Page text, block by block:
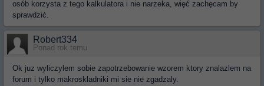
osób korzysta z tego kalkulatora i nie narzeka, więć zachęcam by
sprawdzić.
Robert334
Ponad rok temu
Ok juz wyliczylem sobie zapotrzebowanie wzorem ktory znalazlem na
forum i tylko makroskladniki mi sie nie zgadzaly.